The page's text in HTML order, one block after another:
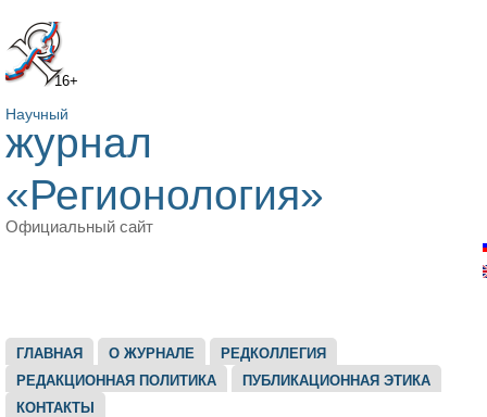
16+
Научный
журнал
«Регионология»
Официальный сайт
ГЛАВНОЕ МЕНЮ
ГЛАВНАЯ О ЖУРНАЛЕ
РЕДКОЛЛЕГИЯ
РЕДАКЦИОННАЯ ПОЛИТИКА
ПУБЛИКАЦИОННАЯ ЭТИКА
КОНТАКТЫ